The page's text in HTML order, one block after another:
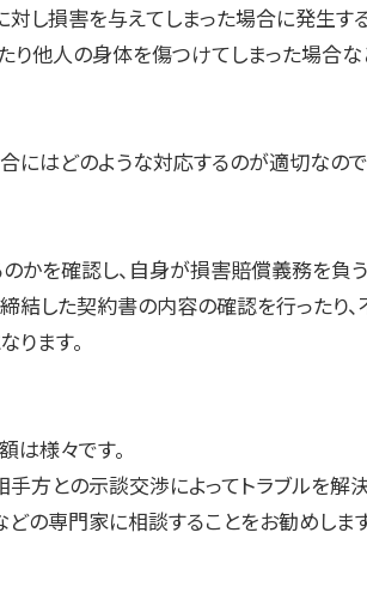
損害を与えてしまった場合に発生す
他人の身体を傷つけてしまった場合な
はどのような対応するのが適切なので
を確認し、自身が損害賠償義務を負う
した契約書の内容の確認を行ったり
ます。
は様々です。
方との示談交渉によってトラブルを解
専門家に相談することをお勧めします